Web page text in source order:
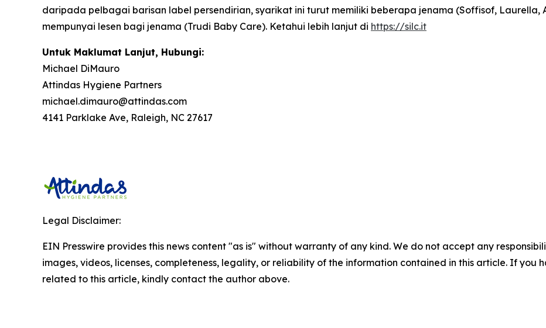
daripada pelbagai barisan label persendirian, syarikat ini turut memiliki beberapa jenama (Soffisof, Laurella,
mempunyai lesen bagi jenama (Trudi Baby Care). Ketahui lebih lanjut di https://silc.it
Untuk Maklumat Lanjut, Hubungi:
Michael DiMauro
Attindas Hygiene Partners
michael.dimauro@attindas.com
4141 Parklake Ave, Raleigh, NC 27617
Legal Disclaimer:
EIN Presswire provides this news content "as is" without warranty of any kind. We do not accept any
images, videos, licenses, completeness, legality, or reliability of the information contained in this article. If you
related to this article, kindly contact the author above.